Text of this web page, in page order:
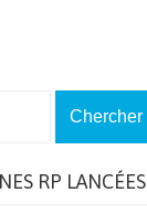
RP LANCÉES